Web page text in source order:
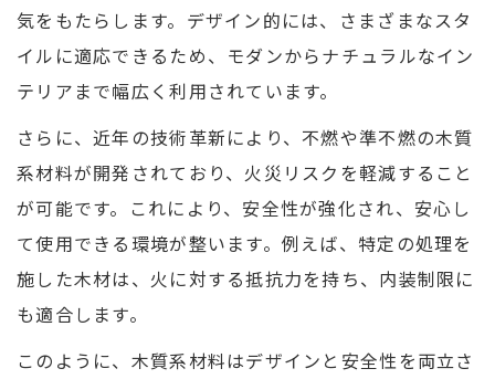
気をもたらします。デザイン的には、さまざまなスタ
イルに適応できるため、モダンからナチュラルなイン
テリアまで幅広く利用されています。
さらに、近年の技術革新により、不燃や準不燃の木質
系材料が開発されており、火災リスクを軽減すること
が可能です。これにより、安全性が強化され、安心し
て使用できる環境が整います。例えば、特定の処理を
施した木材は、火に対する抵抗力を持ち、内装制限に
も適合します。
このように、木質系材料はデザインと安全性を両立さ